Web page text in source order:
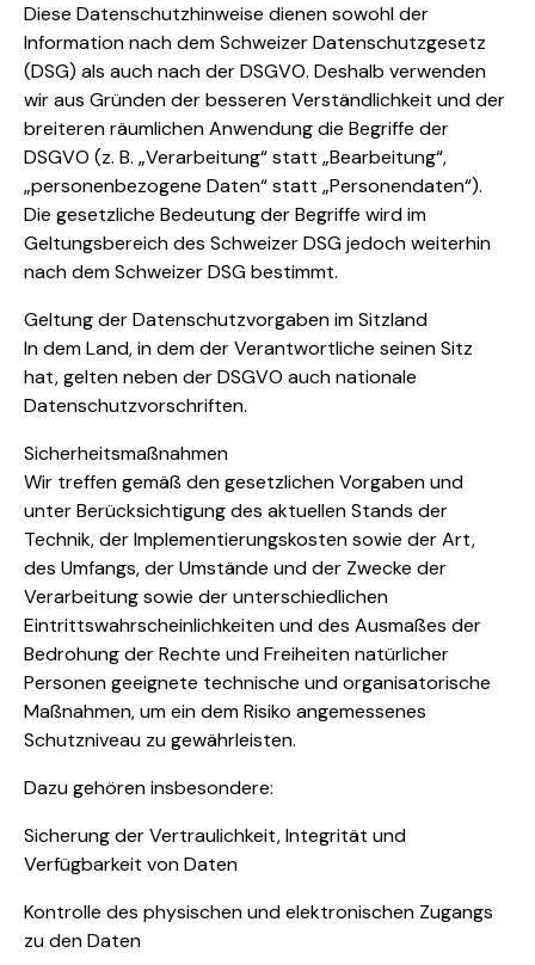
Diese Datenschutzhinweise dienen sowohl der
Information nach dem Schweizer Datenschutzgesetz
(DSG) als auch nach der DSGVO. Deshalb verwenden
wir aus Gründen der besseren Verständlichkeit und der
breiteren räumlichen Anwendung die Begriffe der
DSGVO (z. B. „Verarbeitung“ statt „Bearbeitung“,
„personenbezogene Daten“ statt „Personendaten“).
Die gesetzliche Bedeutung der Begriffe wird im
Geltungsbereich des Schweizer DSG jedoch weiterhin
nach dem Schweizer DSG bestimmt.
Geltung der Datenschutzvorgaben im Sitzland
In dem Land, in dem der Verantwortliche seinen Sitz
hat, gelten neben der DSGVO auch nationale
Datenschutzvorschriften.
Sicherheitsmaßnahmen
Wir treffen gemäß den gesetzlichen Vorgaben und
unter Berücksichtigung des aktuellen Stands der
Technik, der Implementierungskosten sowie der Art,
des Umfangs, der Umstände und der Zwecke der
Verarbeitung sowie der unterschiedlichen
Eintrittswahrscheinlichkeiten und des Ausmaßes der
Bedrohung der Rechte und Freiheiten natürlicher
Personen geeignete technische und organisatorische
Maßnahmen, um ein dem Risiko angemessenes
Schutzniveau zu gewährleisten.
Dazu gehören insbesondere:
Sicherung der Vertraulichkeit, Integrität und
Verfügbarkeit von Daten
Kontrolle des physischen und elektronischen Zugangs
zu den Daten